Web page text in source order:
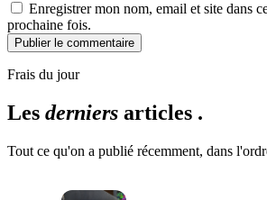
Enregistrer mon nom, email et site dans
prochaine fois.
Publier le commentaire
Frais du jour
Les derniers articles .
Tout ce qu'on a publié récemment, dans